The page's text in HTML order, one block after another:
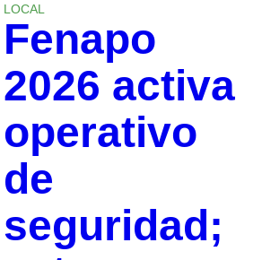
LOCAL
Fenapo
2026 activa
operativo
de
seguridad;